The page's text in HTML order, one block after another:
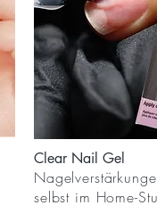
Clear Nail Gel
selbst im Home-